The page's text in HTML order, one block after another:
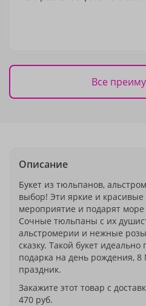
Все
Описание
Букет из тюльпанов,
выбор! Эти яркие и
мероприятие и подарят
Сочные тюльпаны с их
альстромерии и нежные
сказку. Такой букет идеально
подарка на день рождения,
праздник.
Закажите этот товар с
470 руб.